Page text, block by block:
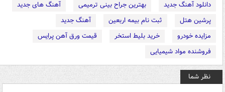
دانلود آهنگ جدید
بهترین جراح بینی ترمیمی
آهنگ های جدید
پرشین هتل
ثبت نام بیمه اربعین
آهنگ جدید
مزایده خودرو
خرید بلیط استخر
قیمت ورق آهن پرایس
فروشنده مواد شیمیایی
نظر شما